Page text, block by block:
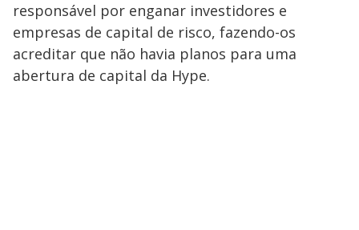
responsável por enganar investidores e
empresas de capital de risco, fazendo-os
acreditar que não havia planos para uma
abertura de capital da Hype.